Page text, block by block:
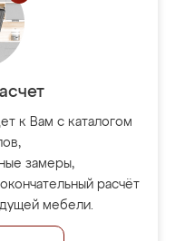
к Вам с каталогом
замеры,
расчёт
мебели.